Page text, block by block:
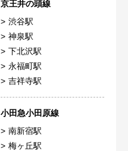
京王井の頭線
渋谷駅
神泉駅
下北沢駅
永福町駅
吉祥寺駅
小田急小田原線
南新宿駅
梅ヶ丘駅